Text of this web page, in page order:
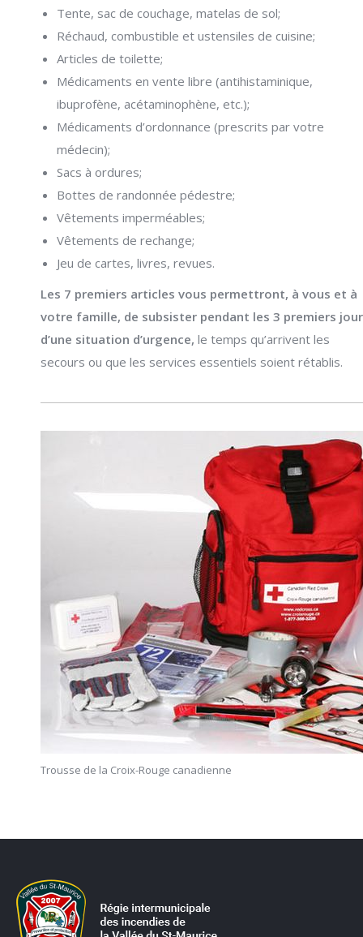
Tente, sac de couchage, matelas de sol;
Réchaud, combustible et ustensiles de cuisine;
Articles de toilette;
Médicaments en vente libre (antihistaminique,
ibuprofène, acétaminophène, etc.);
Médicaments d’ordonnance (prescrits par votre
médecin);
Sacs à ordures;
Bottes de randonnée pédestre;
Vêtements imperméables;
Vêtements de rechange;
Jeu de cartes, livres, revues.
Les 7 premiers articles vous permettront, à vous et à
votre famille, de subsister pendant les 3 premiers
d’une situation d’urgence, le temps qu’arrivent les
secours ou que les services essentiels soient rétablis.
Trousse de la Croix-Rouge canadienne